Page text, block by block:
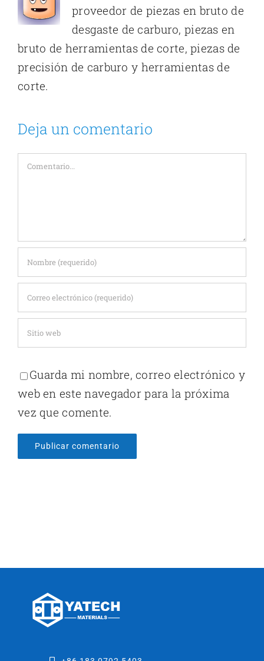
proveedor de piezas en bruto de
desgaste de carburo, piezas en
bruto de herramientas de corte, piezas de
precisión de carburo y herramientas de
corte.
Deja un comentario
Comentario
Guarda mi nombre, correo electrónico y
web en este navegador para la próxima
vez que comente.